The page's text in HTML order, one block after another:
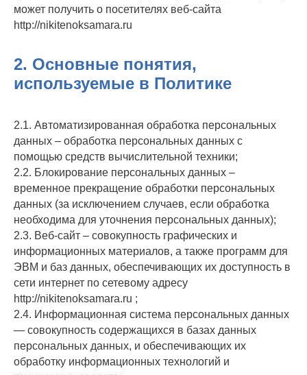
может получить о посетителях веб-сайта
http://nikitenoksamara.ru
2. Основные понятия,
используемые в Политике
2.1. Автоматизированная обработка персональных
данных – обработка персональных данных с
помощью средств вычислительной техники;
2.2. Блокирование персональных данных –
временное прекращение обработки персональных
данных (за исключением случаев, если обработка
необходима для уточнения персональных данных);
2.3. Веб-сайт – совокупность графических и
информационных материалов, а также программ для
ЭВМ и баз данных, обеспечивающих их доступность в
сети интернет по сетевому адресу
http://nikitenoksamara.ru ;
2.4. Информационная система персональных данных
— совокупность содержащихся в базах данных
персональных данных, и обеспечивающих их
обработку информационных технологий и